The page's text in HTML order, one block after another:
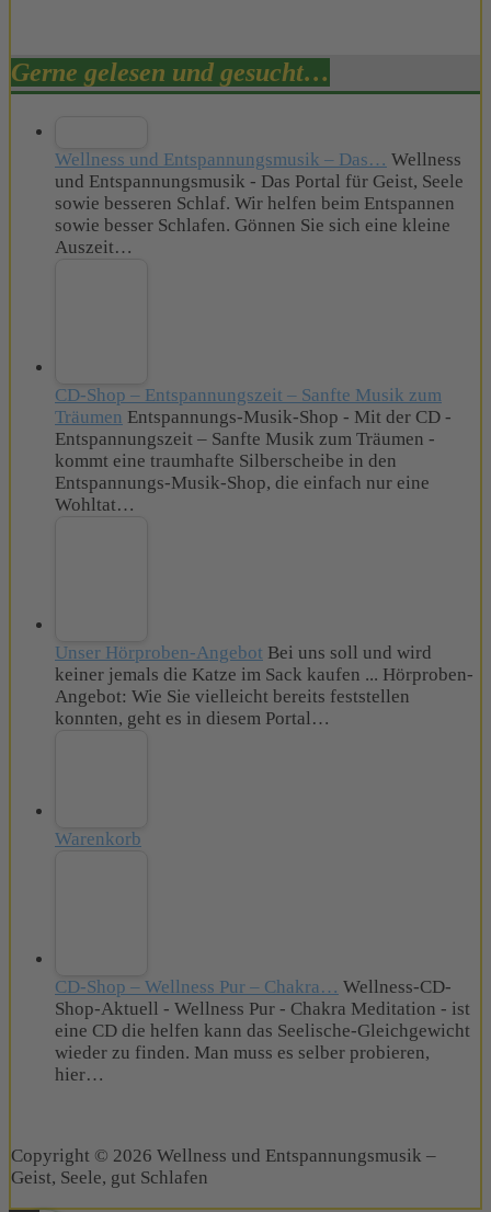
Gerne gelesen und gesucht…
Wellness und Entspannungsmusik – Das… Wellness
und Entspannungsmusik - Das Portal für Geist, Seele
sowie besseren Schlaf. Wir helfen beim Entspannen
sowie besser Schlafen. Gönnen Sie sich eine kleine
Auszeit…
CD-Shop – Entspannungszeit – Sanfte Musik zum
Träumen Entspannungs-Musik-Shop - Mit der CD -
Entspannungszeit – Sanfte Musik zum Träumen -
kommt eine traumhafte Silberscheibe in den
Entspannungs-Musik-Shop, die einfach nur eine
Wohltat…
Unser Hörproben-Angebot Bei uns soll und wird
keiner jemals die Katze im Sack kaufen ... Hörproben-
Angebot: Wie Sie vielleicht bereits feststellen
konnten, geht es in diesem Portal…
Warenkorb
CD-Shop – Wellness Pur – Chakra… Wellness-CD-
Shop-Aktuell - Wellness Pur - Chakra Meditation - ist
eine CD die helfen kann das Seelische-Gleichgewicht
wieder zu finden. Man muss es selber probieren,
hier…
Copyright © 2026 Wellness und Entspannungsmusik –
Geist, Seele, gut Schlafen